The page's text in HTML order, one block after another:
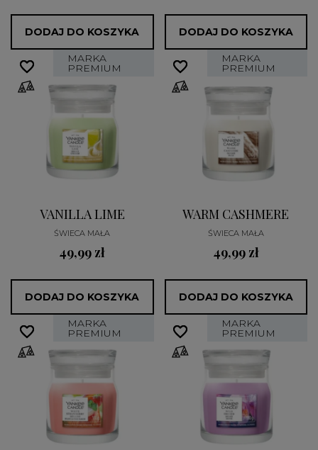
DODAJ DO KOSZYKA DODAJ DO KOSZYKA
MARKA
PREMIUM
VANILLA LIME
ŚWIECA MAŁA
49,99 zł
DODAJ DO KOSZYKA
favorite_border
favorite_border MARKA
PREMIUM
WARM CASHMERE
ŚWIECA MAŁA
49,99 zł
DODAJ DO KOSZYKA
favorite_border
favorite_border
MARKA
PREMIUM
favorite_border
favorite_border MARKA
PREMIUM
favorite_border
favorite_border